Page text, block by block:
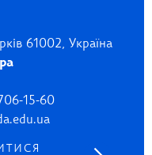
61002, Україна
15-60